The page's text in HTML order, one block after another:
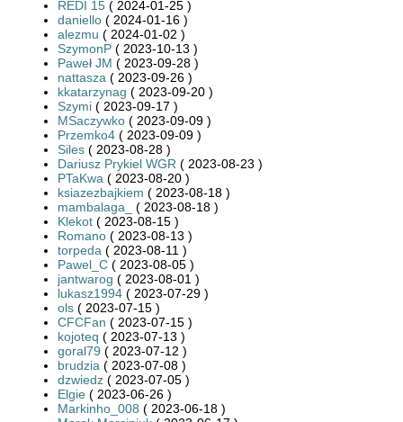
REDI 15 ( 2024-01-25 )
daniello ( 2024-01-16 )
alezmu ( 2024-01-02 )
SzymonP ( 2023-10-13 )
Paweł JM ( 2023-09-28 )
nattasza ( 2023-09-26 )
kkatarzynag ( 2023-09-20 )
Szymi ( 2023-09-17 )
MSaczywko ( 2023-09-09 )
Przemko4 ( 2023-09-09 )
Siles ( 2023-08-28 )
Dariusz Prykiel WGR ( 2023-08-23 )
PTaKwa ( 2023-08-20 )
ksiazezbajkiem ( 2023-08-18 )
mambalaga_
( 2023-08-18 )
Klekot ( 2023-08-15 )
Romano ( 2023-08-13 )
torpeda ( 2023-08-11 )
Pawel_C ( 2023-08-05 )
jantwarog ( 2023-08-01 )
lukasz1994 ( 2023-07-29 )
ols ( 2023-07-15 )
CFCFan ( 2023-07-15 )
kojoteq ( 2023-07-13 )
goral79 ( 2023-07-12 )
brudzia ( 2023-07-08 )
dzwiedz ( 2023-07-05 )
Elgie ( 2023-06-26 )
Markinho_008 ( 2023-06-18 )